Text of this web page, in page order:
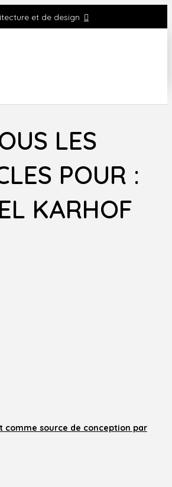
et de design
LES
POUR :
KARHOF
comme source de conception par